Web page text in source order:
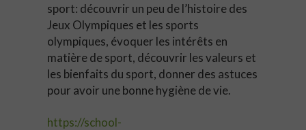
sport: découvrir un peu de l’histoire des
Jeux Olympiques et les sports
olympiques, évoquer les intérêts en
matière de sport, découvrir les valeurs et
les bienfaits du sport, donner des astuces
pour avoir une bonne hygiène de vie.
https://school-